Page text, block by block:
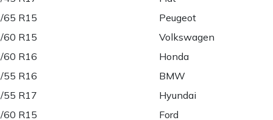
65 R15
60 R15
60 R16
55 R16
55 R17
60 R15
Peugeot
Volkswagen
Honda
BMW
Hyundai
Ford